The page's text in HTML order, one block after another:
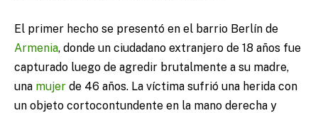
El primer hecho se presentó en el barrio Berlín de
Armenia, donde un ciudadano extranjero de 18 años fue
capturado luego de agredir brutalmente a su madre,
una mujer de 46 años. La víctima sufrió una herida con
un objeto cortocontundente en la mano derecha y